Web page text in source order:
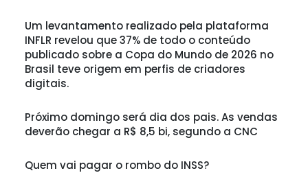
Um levantamento realizado pela plataforma
INFLR revelou que 37% de todo o conteúdo
publicado sobre a Copa do Mundo de 2026 no
Brasil teve origem em perfis de criadores
digitais.
Próximo domingo será dia dos pais. As vendas
deverão chegar a R$ 8,5 bi, segundo a CNC
Quem vai pagar o rombo do INSS?